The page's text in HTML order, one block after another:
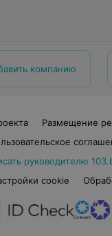
компанию
Размещение
руководителю
cookie